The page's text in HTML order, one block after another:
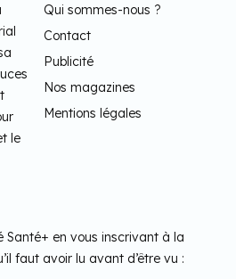
le
Qui sommes-nous ?
Contact
Publicité
Nos magazines
Mentions légales
Santé+ en vous inscrivant à la
faut avoir lu avant d’être vu :